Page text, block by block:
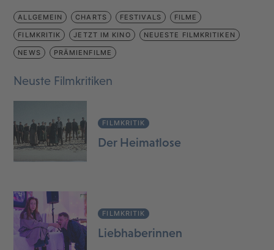
ALLGEMEIN CHARTS FESTIVALS FILME
FILMKRITIK JETZT IM KINO NEUESTE FILMKRITIKEN
NEWS PRÄMIENFILME
Neuste Filmkritiken
FILMKRITIK
Der Heimatlose
FILMKRITIK
Liebhaberinnen